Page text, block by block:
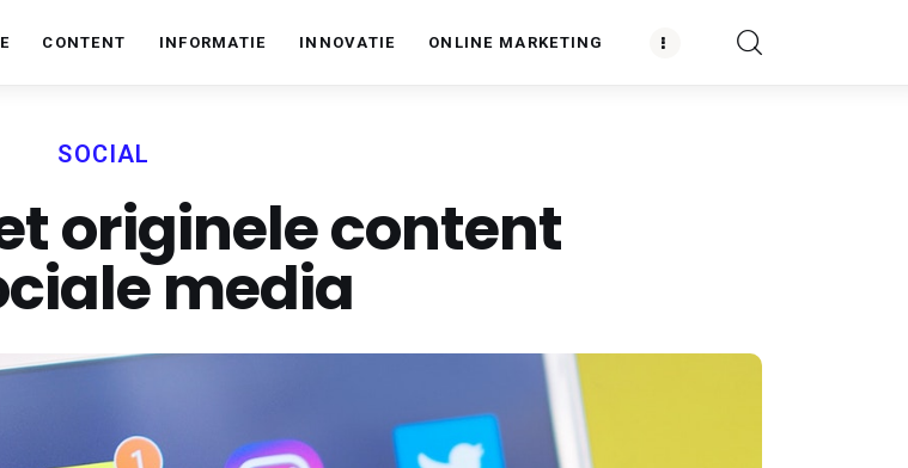
CONTENT INFORMATIE INNOVATIE ONLINE MARKETING
SOCIAL
originele content
media